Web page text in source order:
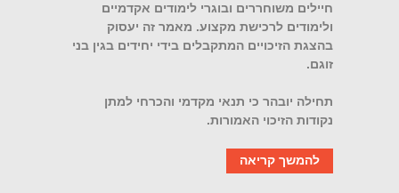
חיילים משוחררים ובוגרי לימודים אקדמיים
ולימודים לרכישת מקצוע. מאמר זה יעסוק
בהצגת הזיכויים המתקבלים בידי יחידים בגין בני
זוגם.
תחילה יובהר כי תנאי מקדמי והכרחי למתן
נקודות הזיכוי האמורות.
להמשך קריאה